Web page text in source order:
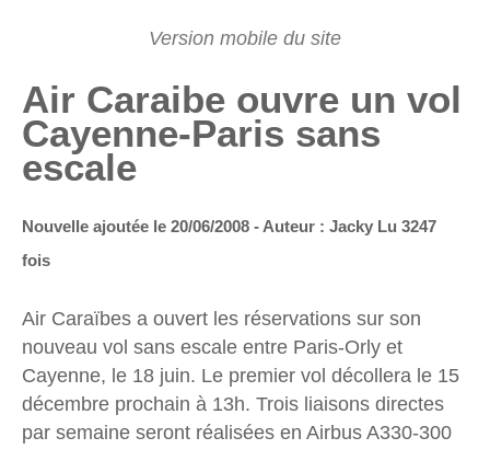
Air Caraibe ouvre un vol
Cayenne-Paris sans
escale
Nouvelle ajoutée le 20/06/2008 - Auteur : Jacky Lu 3247
fois
Air Caraïbes a ouvert les réservations sur son
nouveau vol sans escale entre Paris-Orly et
Cayenne, le 18 juin. Le premier vol décollera le 15
décembre prochain à 13h. Trois liaisons directes
par semaine seront réalisées en Airbus A330-300